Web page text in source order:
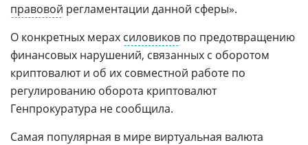
правовой регламентации данной сферы».
О конкретных мерах силовиков по предотвращению
финансовых нарушений, связанных с оборотом
криптовалют и об их совместной работе по
регулированию оборота криптовалют
Генпрокуратура не сообщила.
Самая популярная в мире виртуальная валюта